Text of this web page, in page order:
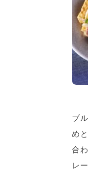
ブ
め
合
レ